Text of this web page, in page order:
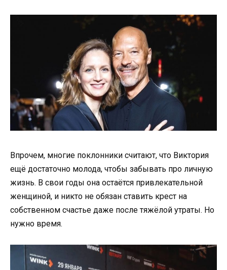
Впрочем, многие поклонники считают, что Виктория
ещё достаточно молода, чтобы забывать про личную
жизнь. В свои годы она остаётся привлекательной
женщиной, и никто не обязан ставить крест на
собственном счастье даже после тяжёлой утраты. Но
нужно время.